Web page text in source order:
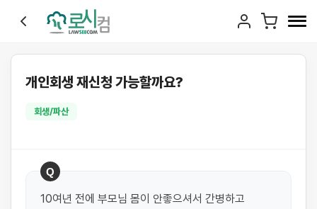
개인회생 재신청 가능할까요?
회생/파산
Q
10여년 전에 부모님 몸이 안좋으셔서 간병하고